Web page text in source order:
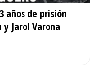
años de prisión
Jarol Varona